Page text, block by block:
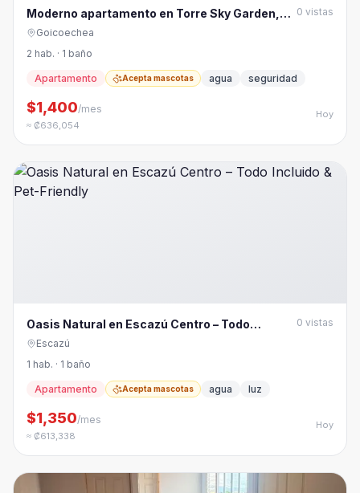
Moderno apartamento en Torre Sky Garden,
Nunciatura
0 vistas
Goicoechea
2 hab. · 1 baño
Apartamento Acepta mascotas agua seguridad
$1,400/mes
≈ ₡636,054
Hoy
Oasis Natural en Escazú Centro – Todo
Incluido & Pet-Friendly
0 vistas
Escazú
1 hab. · 1 baño
Apartamento Acepta mascotas agua luz
$1,350/mes
≈ ₡613,338
Hoy